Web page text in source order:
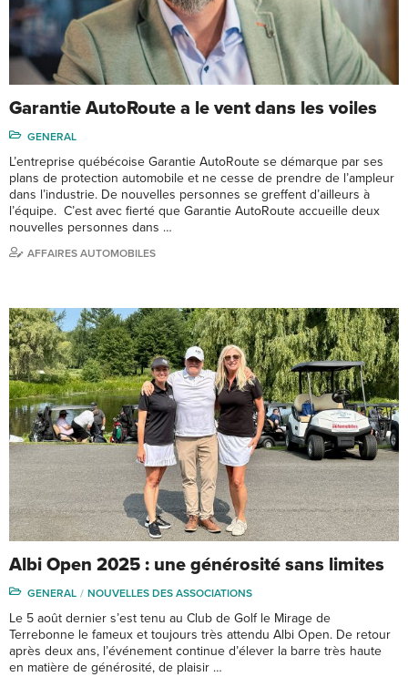
Garantie AutoRoute a le vent dans les voiles
GENERAL
L’entreprise québécoise Garantie AutoRoute se démarque par ses
plans de protection automobile et ne cesse de prendre de l’ampleur
dans l’industrie. De nouvelles personnes se greffent d’ailleurs à
l’équipe. C’est avec fierté que Garantie AutoRoute accueille deux
nouvelles personnes dans …
AFFAIRES AUTOMOBILES
Albi Open 2025 : une générosité sans limites
GENERAL NOUVELLES DES ASSOCIATIONS
Le 5 août dernier s’est tenu au Club de Golf le Mirage de
Terrebonne le fameux et toujours très attendu Albi Open. De retour
après deux ans, l’événement continue d’élever la barre très haute
en matière de générosité, de plaisir …